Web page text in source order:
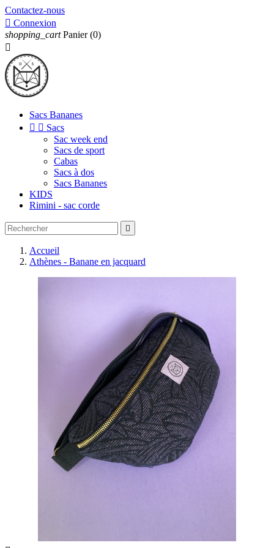
Contactez-nous
 Connexion
shopping_cart Panier (0)

Sacs Bananes
  Sacs
Sac week end
Sacs de sport
Cabas
Sacs à dos
Sacs Bananes
KIDS
Rimini - sac corde

Accueil
Athènes - Banane en jacquard